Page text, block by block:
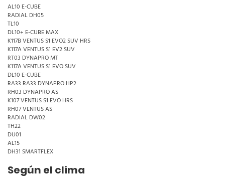
AL10 E-CUBE
RADIAL DH05
TL10
DL10+ E-CUBE MAX
K117B VENTUS S1 EVO2 SUV HRS
K117A VENTUS S1 EV2 SUV
RT03 DYNAPRO MT
K117A VENTUS S1 EVO SUV
DL10 E-CUBE
RA33 RA33 DYNAPRO HP2
RH03 DYNAPRO AS
K107 VENTUS S1 EVO HRS
RH07 VENTUS AS
RADIAL DW02
TH22
DU01
AL15
DH31 SMARTFLEX
Según el clima